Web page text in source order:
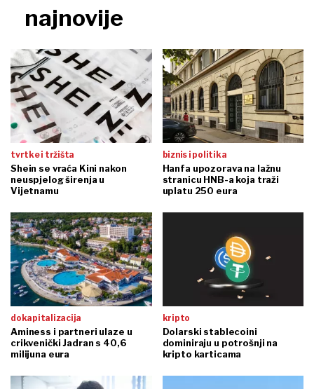
najnovije
tvrtke i tržišta
Shein se vraća Kini nakon
neuspjelog širenja u
Vijetnamu
biznis i politika
Hanfa upozorava na lažnu
stranicu HNB-a koja traži
uplatu 250 eura
dokapitalizacija
Aminess i partneri ulaze u
crikvenički Jadran s 40,6
milijuna eura
kripto
Dolarski stablecoini
dominiraju u potrošnji na
kripto karticama